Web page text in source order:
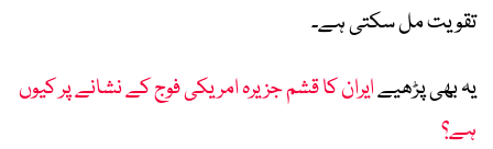
تقویت مل سکتی ہے۔
یہ بھی پڑھیےایران کا قشم جزیرہ امریکی فوج کے نشانے پر کیوں
ہے؟